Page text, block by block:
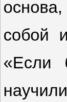
собой
«Если